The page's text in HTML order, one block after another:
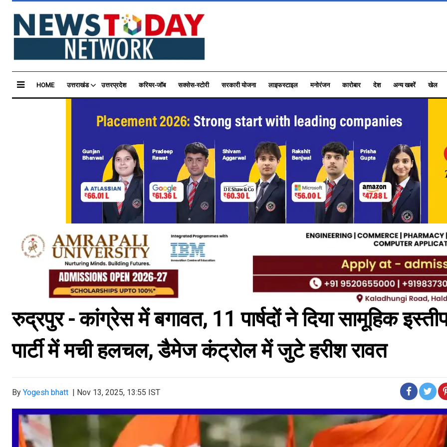
HOME उत्तराखंड उत्तरप्रदेश करियर-जॉब सक्सेस-स्टोरी सरकारी योजना लाइफस्टाइल मनोरंजन कारोबार देश अन्य खबरें खेल
रुद्रपुर - कांग्रेस में बगावत, 11 पार्षदों ने दिया सामूहिक
पार्टी में मची हलचल, डैमेज कंट्रोल में जुटे हरीश रावत
By Yogesh bhatt | Nov 13, 2025, 13:55 IST